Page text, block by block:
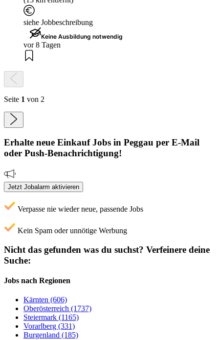
siehe Jobbeschreibung
Keine Ausbildung notwendig
vor 8 Tagen
Seite 1 von 2
Erhalte neue EinkaufJobs in Peggau per E-Mail
oder Push-Benachrichtigung!
Jetzt Jobalarm aktivieren
Verpasse nie wieder neue, passende Jobs
Kein Spam oder unnötige Werbung
Nicht das gefunden was du suchst? Verfeinere deine
Suche:
Jobs nach Regionen
Kärnten (606)
Oberösterreich (1737)
Steiermark (1165)
Vorarlberg (331)
Burgenland (185)